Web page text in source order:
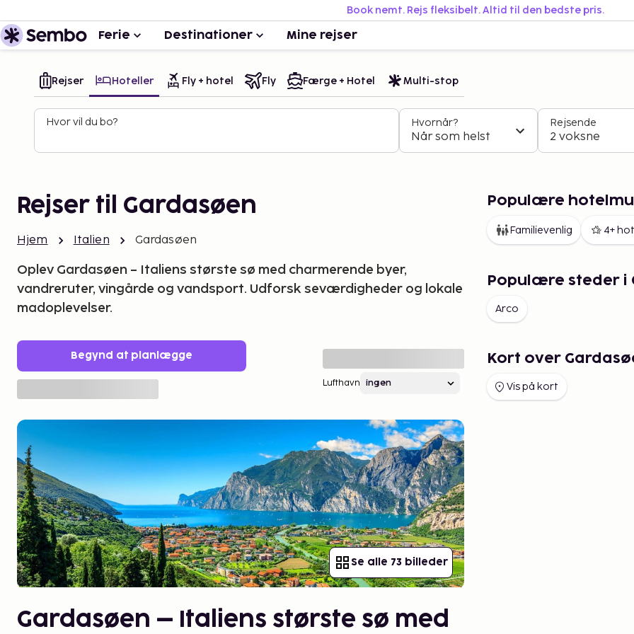
Book nemt. Rejs fleksibelt. Altid til den bedste pris.
Ferie Destinationer Mine rejser
Rejser Hoteller Fly + hotel Fly Færge + Hotel Multi-stop
Hvor vil du bo? Hvornår?
Når som helst
Rejsende
2 voksne
Rejser til Gardasøen
Hjem Italien Gardasøen
Oplev Gardasøen – Italiens største sø med charmerende byer,
vandreruter, vingårde og vandsport. Udforsk seværdigheder og lokale
madoplevelser.
Begynd at planlægge
Lufthavn
Se alle 73 billeder
Gardasøen – Italiens største sø med
Populære
Familievenlig 4+
Populære steder i
Arco
Kort over
Vis på kort